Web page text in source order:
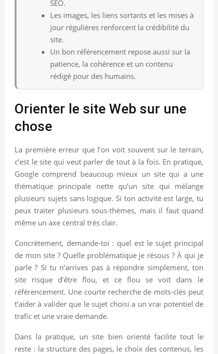
SEO.
Les images, les liens sortants et les mises à
jour régulières renforcent la crédibilité du
site.
Un bon référencement repose aussi sur la
patience, la cohérence et un contenu
rédigé pour des humains.
Orienter le site Web sur une
chose
La première erreur que l’on voit souvent sur le terrain,
c’est le site qui veut parler de tout à la fois. En pratique,
Google comprend beaucoup mieux un site qui a une
thématique principale nette qu’un site qui mélange
plusieurs sujets sans logique. Si ton activité est large, tu
peux traiter plusieurs sous-thèmes, mais il faut quand
même un axe central très clair.
Concrètement, demande-toi : quel est le sujet principal
de mon site ? Quelle problématique je résous ? À qui je
parle ? Si tu n’arrives pas à répondre simplement, ton
site risque d’être flou, et ce flou se voit dans le
référencement. Une courte recherche de mots-clés peut
t’aider à valider que le sujet choisi a un vrai potentiel de
trafic et une vraie demande.
Dans la pratique, un site bien orienté facilite tout le
reste : la structure des pages, le choix des contenus, les